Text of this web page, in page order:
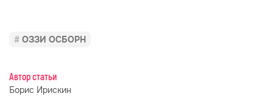
ОЗЗИ ОСБОРН
Автор статьи
Борис Ирискин